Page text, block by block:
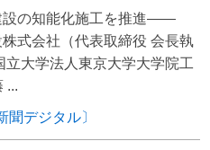
設の知能化施工を推進――
式会社（代表取締役 会長執
大学法人東京大学大学院工
...
デジタル〕